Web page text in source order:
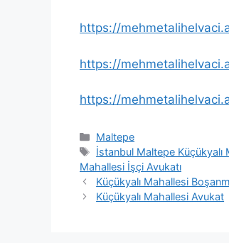
https://
https://
https://
Kategoriler
Maltepe
Etiketler
İstanbul Maltepe Küçükyalı
Mahallesi İşçi Avukatı
Küçükyalı Mahallesi
Küçükyalı Mahallesi Avukat